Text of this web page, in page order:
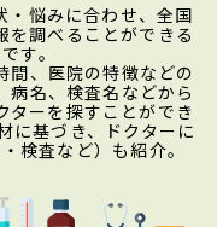
・悩みに合わせ、全国
を調べることができる
す。
間、医院の特徴などの
病名、検査名などから
ターを探すことができ
に基づき、ドクターに
検査など）も紹介。